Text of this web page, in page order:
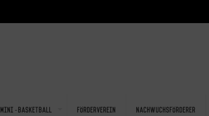
Mini-Basketball Förderverein Nachwuchsförderer